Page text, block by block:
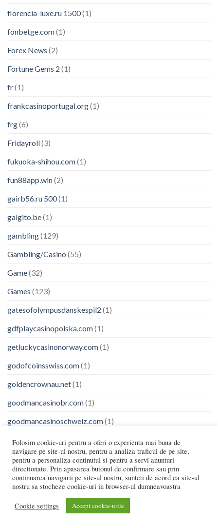
florencia-luxe.ru 1500(1)
fonbetge.com(1)
Forex News (2)
Fortune Gems 2 (1)
fr(1)
frankcasinoportugal.org(1)
frg(6)
Fridayroll(3)
fukuoka-shihou.com(1)
fun88app.win(2)
gairb56.ru 500(1)
galgito.be(1)
gambling(129)
Gambling/Casino (55)
Game(32)
Games (123)
gatesofolympusdanskespil2 (1)
gdfplaycasinopolska.com(1)
getluckycasinonorway.com(1)
godofcoinsswiss.com(1)
goldencrownau.net(1)
goodmancasinobr.com(1)
goodmancasinoschweiz.com(1)
goodmancasinouk.com
grandcasinoonlinecz.com(3)
gratowincasinopolska.net(2)
Folosim cookie-uri pentru a oferi o experienta mai buna de
navigare pe site-ul nostru, pentru a analiza traficul de pe site,
pentru a personaliza continutul si pentru a servi anunturi
directionate. Prin apasarea butonul de confirmare sau prin
continuarea navigarii pe site-ul nostru, sunteti de acord ca site-ul
nostru sa stocheze cookie-uri in browser-ul dumneavoastra
Cookie settings Accept cookie-urile